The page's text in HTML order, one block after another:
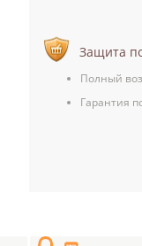
Защита
Полный
Гарантия